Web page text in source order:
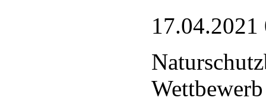
17.04.2021